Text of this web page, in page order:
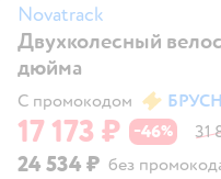
Novatrack
Двухколесный
дюйма
С промокодом
17 173 ₽ −46% 31
24 534 ₽ без